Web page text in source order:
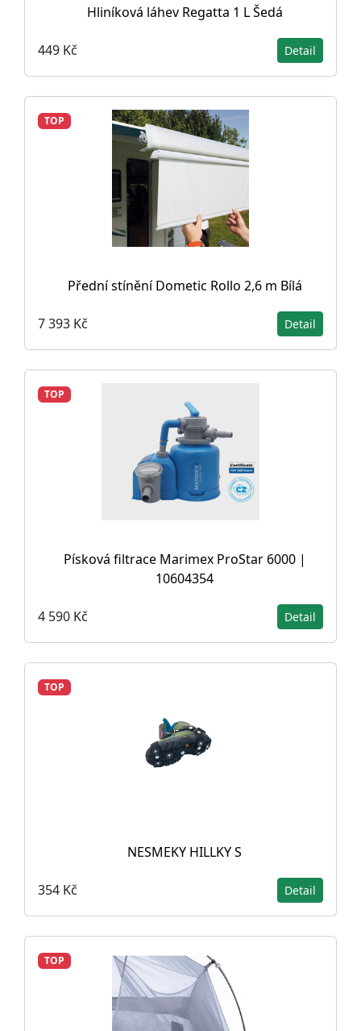
Hliníková láhev Regatta 1 L Šedá
449 Kč Detail
TOP
Přední stínění Dometic Rollo 2,6 m Bílá
7 393 Kč Detail
TOP
Písková filtrace Marimex ProStar 6000 |
10604354
4 590 Kč Detail
TOP
NESMEKY HILLKY S
354 Kč Detail
TOP